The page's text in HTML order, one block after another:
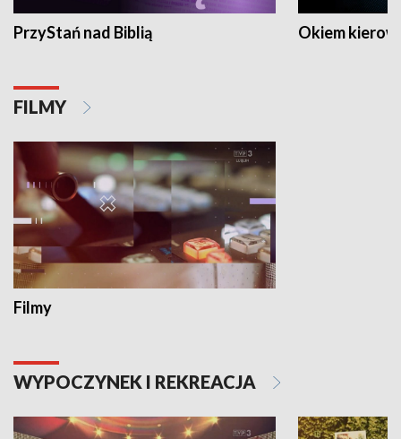
PrzyStań nad Biblią Okiem
FILMY
Filmy
WYPOCZYNEK I REKREACJA